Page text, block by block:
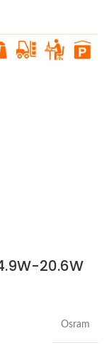
20.6W
Osram